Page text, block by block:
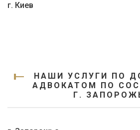
г. Киев
НАШИ УСЛУГИ ПО
АДВОКАТОМ ПО
Г.